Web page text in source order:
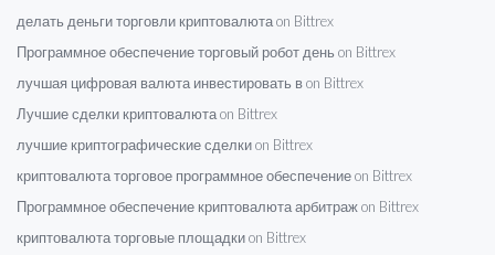
делать деньги торговли криптовалюта on Bittrex
Программное обеспечение торговый робот день on Bittrex
лучшая цифровая валюта инвестировать в on Bittrex
Лучшие сделки криптовалюта on Bittrex
лучшие криптографические сделки on Bittrex
криптовалюта торговое программное обеспечение on Bittrex
Программное обеспечение криптовалюта арбитраж on Bittrex
криптовалюта торговые площадки on Bittrex